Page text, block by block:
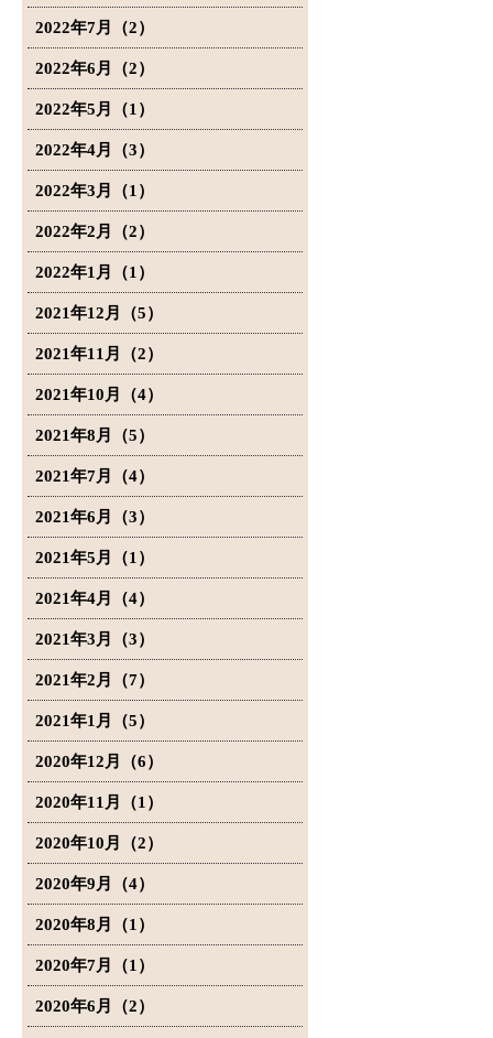
2022年7月（2）
2022年6月（2）
2022年5月（1）
2022年4月（3）
2022年3月（1）
2022年2月（2）
2022年1月（1）
2021年12月（5）
2021年11月（2）
2021年10月（4）
2021年8月（5）
2021年7月（4）
2021年6月（3）
2021年5月（1）
2021年4月（4）
2021年3月（3）
2021年2月（7）
2021年1月（5）
2020年12月（6）
2020年11月（1）
2020年10月（2）
2020年9月（4）
2020年8月（1）
2020年7月（1）
2020年6月（2）